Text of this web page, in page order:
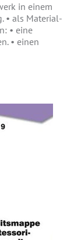
in einem
• als Material-
• eine
• einen